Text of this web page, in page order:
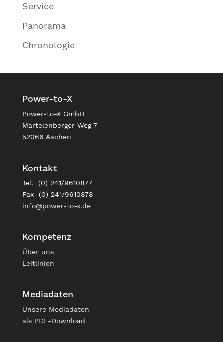
Service
Panorama
Chronologie
Power-to-X
Power-to-X GmbH
Martelenberger Weg 7
52066 Aachen
Kontakt
Tel. (0) 241/9610877
Fax (0) 241/9610878
info@power-to-x.de
Kompetenz
Über uns
Leitlinien
Mediadaten
Unsere Mediadaten
als PDF-Download